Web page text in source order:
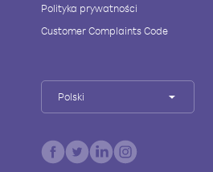
Polityka prywatności
Customer Complaints Code
Polski